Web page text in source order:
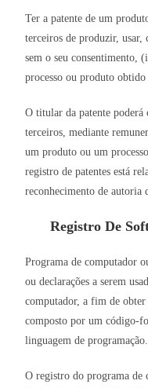
Ter a patente de um
terceiros de produzir, usar,
sem o seu consentimento,
processo ou produto obtido
O titular da patente poderá
terceiros, mediante
um produto ou um
registro de patentes está
reconhecimento de autoria
Registro De
Programa de computador
ou declarações a serem
computador, a fim de
composto por um código-
linguagem de programação.
O registro do programa